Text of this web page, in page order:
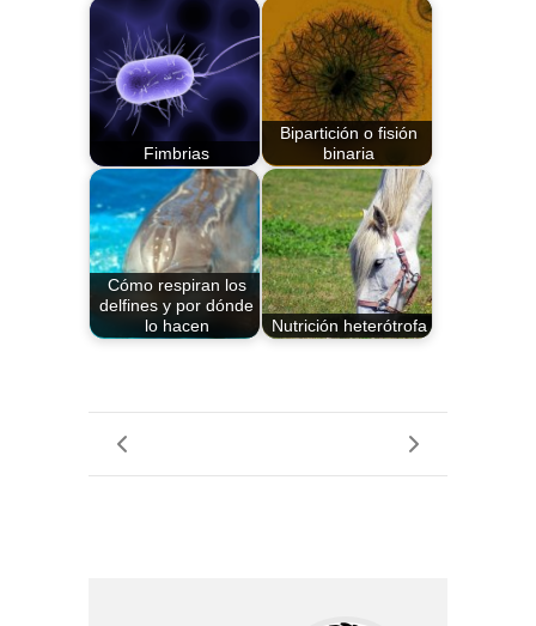
Fimbrias
Bipartición o fisión
binaria
Cómo respiran los
delfines y por dónde
lo hacen
Nutrición heterótrofa